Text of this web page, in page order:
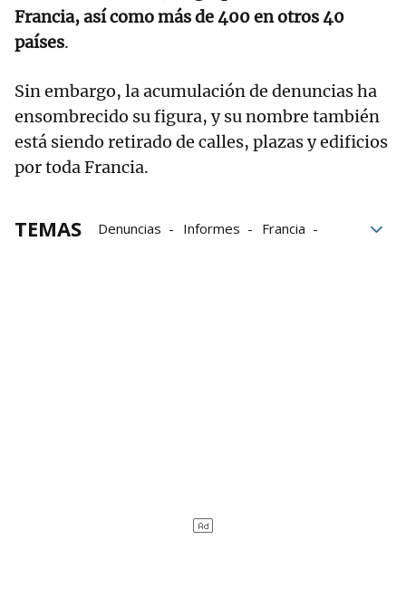
Francia, así como más de 400 en otros 40
países.
Sin embargo, la acumulación de denuncias ha
ensombrecido su figura, y su nombre también
está siendo retirado de calles, plazas y edificios
por toda Francia.
TEMAS Denuncias Informes
Francia